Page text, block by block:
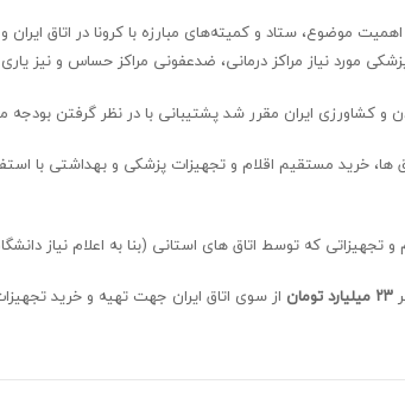
موضوع، ستاد و کمیته‌های مبارزه با کرونا در اتاق
مورد نیاز مراکز درمانی، ضدعفونی مراکز حساس و نیز
و کشاورزی ایران مقرر شد پشتیبانی با در نظر گرفتن
ها، خرید مستقیم اقلام و تجهیزات پزشکی و بهداشتی
تجهیزاتی که توسط اتاق های استانی (بنا به اعلام نیاز
۲۳ میلیارد تومان از سوی اتاق ایران جهت تهیه و خرید